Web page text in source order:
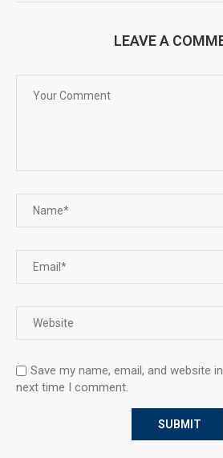
LEAVE A
Save my name, email, and website
next time I comment.